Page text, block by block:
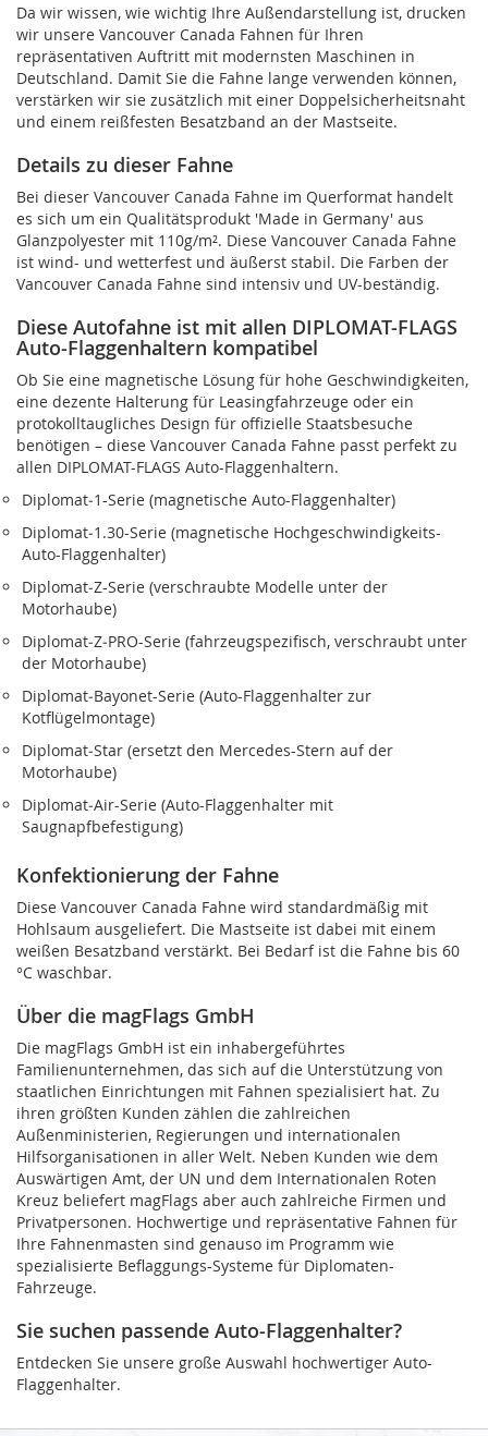
Da wir wissen, wie wichtig Ihre Außendarstellung ist, drucken
wir unsere Vancouver Canada Fahnen für Ihren
repräsentativen Auftritt mit modernsten Maschinen in
Deutschland. Damit Sie die Fahne lange verwenden können,
verstärken wir sie zusätzlich mit einer Doppelsicherheitsnaht
und einem reißfesten Besatzband an der Mastseite.
Details zu dieser Fahne
Bei dieser Vancouver Canada Fahne im Querformat handelt
es sich um ein Qualitätsprodukt 'Made in Germany' aus
Glanzpolyester mit 110g/m². Diese Vancouver Canada Fahne
ist wind- und wetterfest und äußerst stabil. Die Farben der
Vancouver Canada Fahne sind intensiv und UV-beständig.
Diese Autofahne ist mit allen DIPLOMAT-FLAGS
Auto-Flaggenhaltern kompatibel
Ob Sie eine magnetische Lösung für hohe Geschwindigkeiten,
eine dezente Halterung für Leasingfahrzeuge oder ein
protokolltaugliches Design für offizielle Staatsbesuche
benötigen – diese Vancouver Canada Fahne passt perfekt zu
allen DIPLOMAT-FLAGS Auto-Flaggenhaltern.
Diplomat‑1-Serie (magnetische Auto-Flaggenhalter)
Diplomat‑1.30-Serie (magnetische Hochgeschwindigkeits-
Auto-Flaggenhalter)
Diplomat‑Z-Serie (verschraubte Modelle unter der
Motorhaube)
Diplomat‑Z‑PRO-Serie (fahrzeugspezifisch, verschraubt unter
der Motorhaube)
Diplomat‑Bayonet-Serie (Auto-Flaggenhalter zur
Kotflügelmontage)
Diplomat‑Star (ersetzt den Mercedes-Stern auf der
Motorhaube)
Diplomat‑Air-Serie (Auto-Flaggenhalter mit
Saugnapfbefestigung)
Konfektionierung der Fahne
Diese Vancouver Canada Fahne wird standardmäßig mit
Hohlsaum ausgeliefert. Die Mastseite ist dabei mit einem
weißen Besatzband verstärkt. Bei Bedarf ist die Fahne bis 60
°C waschbar.
Über die magFlags GmbH
Die magFlags GmbH ist ein inhabergeführtes
Familienunternehmen, das sich auf die Unterstützung von
staatlichen Einrichtungen mit Fahnen spezialisiert hat. Zu
ihren größten Kunden zählen die zahlreichen
Außenministerien, Regierungen und internationalen
Hilfsorganisationen in aller Welt. Neben Kunden wie dem
Auswärtigen Amt, der UN und dem Internationalen Roten
Kreuz beliefert magFlags aber auch zahlreiche Firmen und
Privatpersonen. Hochwertige und repräsentative Fahnen für
Ihre Fahnenmasten sind genauso im Programm wie
spezialisierte Beflaggungs-Systeme für Diplomaten-
Fahrzeuge.
Sie suchen passende Auto-Flaggenhalter?
Entdecken Sie unsere große Auswahl hochwertiger Auto-
Flaggenhalter.